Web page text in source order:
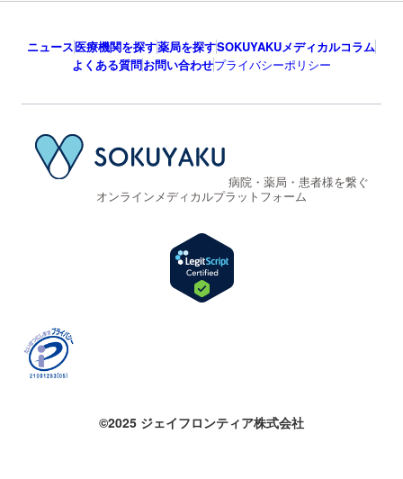
ニュース医療機関を探す薬局を探すSOKUYAKUメディカルコラム
よくある質問お問い合わせプライバシーポリシー
病院・薬局・患者様を繋ぐ
オンラインメディカルプラットフォーム
©2025 ジェイフロンティア株式会社